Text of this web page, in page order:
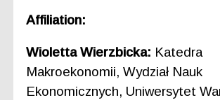
Affiliation:
Wioletta Wierzbicka: Katedra
Makroekonomii, Wydział Nauk
Ekonomicznych, Uniwersytet